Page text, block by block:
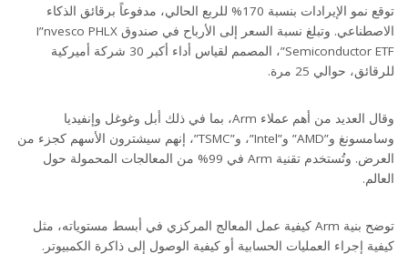
توقع نمو الإيرادات بنسبة 170% للربع الحالي، مدفوعاً برقائق الذكاء
الاصطناعي. وتبلغ نسبة السعر إلى الأرباح في صندوق I”nvesco PHLX
Semiconductor ETF”، المصمم لقياس أداء أكبر 30 شركة أميركية
للرقائق، حوالي 25 مرة.
وقال العديد من أهم عملاء Arm، بما في ذلك أبل وغوغل وإنفيديا
وسامسونغ و”AMD” و”Intel”، و”TSMC”، إنهم سيشترون الأسهم كجزء من
العرض. وتُستخدم تقنية Arm في 99% من المعالجات المحمولة حول
العالم.
توضح بنية Arm كيفية عمل المعالج المركزي في أبسط مستوياته، مثل
كيفية إجراء العمليات الحسابية أو كيفية الوصول إلى ذاكرة الكمبيوتر.